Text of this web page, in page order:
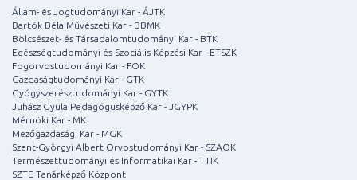
Állam- és Jogtudományi Kar - ÁJTK
Bartók Béla Művészeti Kar - BBMK
Bölcsészet- és Társadalomtudományi Kar - BTK
Egészségtudományi és Szociális Képzési Kar - ETSZK
Fogorvostudományi Kar - FOK
Gazdaságtudományi Kar - GTK
Gyógyszerésztudományi Kar - GYTK
Juhász Gyula Pedagógusképző Kar - JGYPK
Mérnöki Kar - MK
Mezőgazdasági Kar - MGK
Szent-Györgyi Albert Orvostudományi Kar - SZAOK
Természettudományi és Informatikai Kar - TTIK
SZTE Tanárképző Központ